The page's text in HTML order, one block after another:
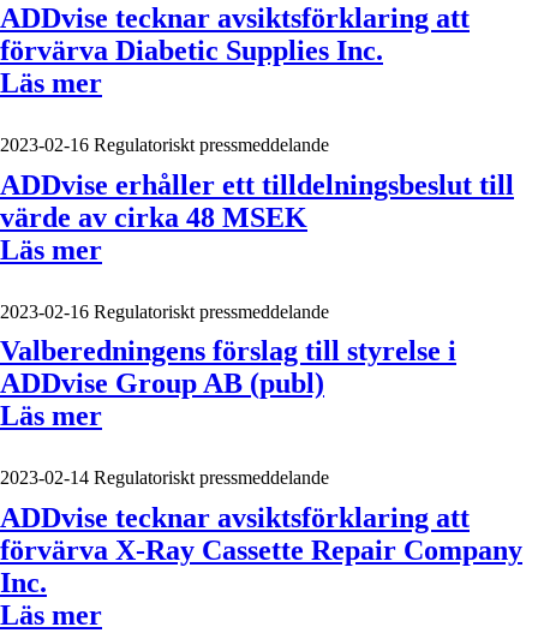
ADDvise tecknar avsiktsförklaring att
förvärva Diabetic Supplies Inc.
Läs mer
2023-02-16 Regulatoriskt pressmeddelande
ADDvise erhåller ett tilldelningsbeslut till
värde av cirka 48 MSEK
Läs mer
2023-02-16 Regulatoriskt pressmeddelande
Valberedningens förslag till styrelse i
ADDvise Group AB (publ)
Läs mer
2023-02-14 Regulatoriskt pressmeddelande
ADDvise tecknar avsiktsförklaring att
förvärva X-Ray Cassette Repair Company
Inc.
Läs mer